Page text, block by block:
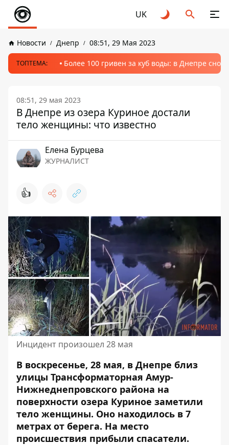
UK
Новости Днепр 08:51, 29 Мая 2023
ТОПТЕМА: Более 100 гривен за куб воды: в Днепре
08:51, 29 мая 2023
В Днепре из озера Куриное достали
тело женщины: что известно
Елена Бурцева
ЖУРНАЛИСТ
👍
Инцидент произошел 28 мая
В воскресенье, 28 мая, в Днепре близ
улицы Трансформаторная Амур-
Нижнеднепровского района на
поверхности озера Куриное заметили
тело женщины. Оно находилось в 7
метрах от берега. На место
происшествия прибыли спасатели.